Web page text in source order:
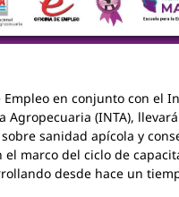
Empleo en conjunto con el
Agropecuaria (INTA),
sanidad apícola y
el marco del ciclo de
desde hace un